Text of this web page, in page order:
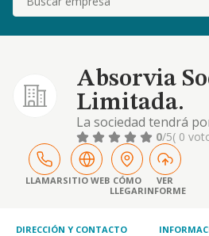
Absorvia
Limitada.
La sociedad tendrá
actividad principal
pastas alimenticias,
similares-: 1. la
alimenticias, cuscús y
la elaboración de
de consultoría d
0/5( 0
LLAMARSITIO WEB CÓMO
LLEGAR
VER
INFORME
DIRECCIÓN Y CONTACTO